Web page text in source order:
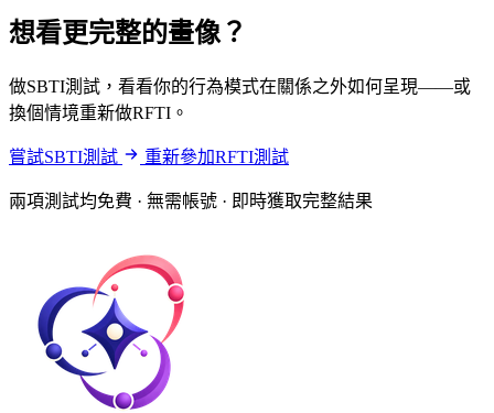
想看更完整的畫像？
做SBTI測試，看看你的行為模式在關係之外如何呈現——或
換個情境重新做RFTI。
嘗試SBTI測試 重新參加RFTI測試
兩項測試均免費 · 無需帳號 · 即時獲取完整結果